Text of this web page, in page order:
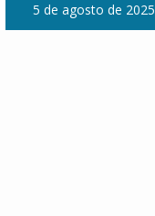
5 de agosto de 2025